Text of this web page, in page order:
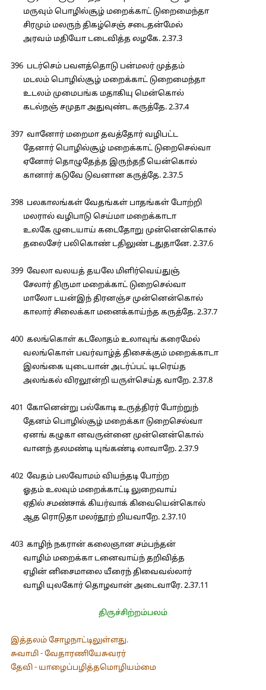
மருவும் பொழில்சூழ் மறைக்காட் டுறைமைந்தா
சிரமும் மலருந் திகழ்செஞ் சடைதன்மேல்
அரவம் மதியோ டடைவித்த லழகே. 2.37.3
396 படர்செம் பவளத்தொடு பன்மலர் முத்தம்
மடலம் பொழில்சூழ் மறைக்காட் டுறைமைந்தா
உடலம் முமைபங்க மதாகியு மென்கொல்
கடல்நஞ் சமுதா அதுவுண்ட கருத்தே. 2.37.4
397 வானோர் மறைமா தவத்தோர் வழிபட்ட
தேனார் பொழில்சூழ் மறைக்காட் டுறைசெல்வா
ஏனோர் தொழுதேத்த இருந்தநீ யென்கொல்
கானார் கடுவே டுவனான கருத்தே. 2.37.5
398 பலகாலங்கள் வேதங்கள் பாதங்கள் போற்றி
மலரால் வழிபாடு செய்மா மறைக்காடா
உலகே ழுடையாய் கடைதோறு முன்னென்கொல்
தலைசேர் பலிகொண் டதிலுண் டதுதானே. 2.37.6
399 வேலா வலயத் தயலே மிளிர்வெய்துஞ்
சேலார் திருமா மறைக்காட் டுறைசெல்வா
மாலோ டயன்இந் திரனஞ்ச முன்னென்கொல்
காலார் சிலைக்கா மனைக்காய்ந்த கருத்தே. 2.37.7
400 கலங்கொள் கடலோதம் உலாவுங் கரைமேல்
வலங்கொள் பவர்வாழ்த் திசைக்கும் மறைக்காடா
இலங்கை யுடையான் அடர்ப்பட் டிடரெய்த
அலங்கல் விரலூன்றி யருள்செய்த வாறே. 2.37.8
401 கோனென்று பல்கோடி உருத்திரர் போற்றுந்
தேனம் பொழில்சூழ் மறைக்கா டுறைசெல்வா
ஏனங் கழுகா னவருன்னை முன்னென்கொல்
வானந் தலமண்டி யுங்கண்டி லாவாறே. 2.37.9
402 வேதம் பலவோமம் வியந்தடி போற்ற
ஓதம் உலவும் மறைக்காட்டி லுறைவாய்
ஏதில் சமண்சாக் கியர்வாக் கிவையென்கொல்
ஆத ரொடுதா மலர்தூற் றியவாறே. 2.37.10
403 காழிந் நகரான் கலைஞான சம்பந்தன்
வாழிம் மறைக்கா டனைவாய்ந் தறிவித்த
ஏழின் னிசைமாலை யீரைந் திவைவல்லார்
வாழி யுலகோர் தொழவான் அடைவாரே. 2.37.11
திருச்சிற்றம்பலம்
இத்தலம் சோழநாட்டிலுள்ளது.
சுவாமி - வேதாரணியேசுவரர்
தேவி - யாழைப்பழித்தமொழியம்மை